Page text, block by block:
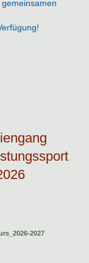
2027